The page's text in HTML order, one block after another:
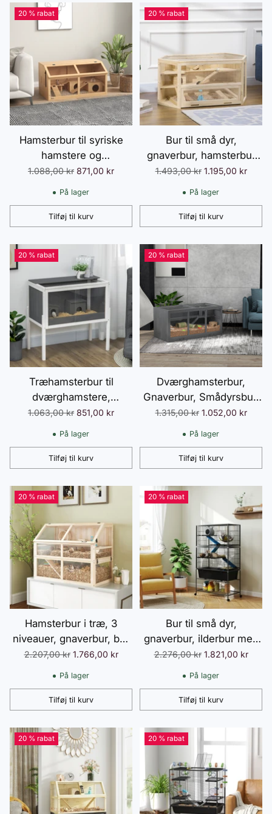
20 % rabat
Hamsterbur til syriske
hamstere og
dværghamstere, med
platform, hængebro, bur,
Normalpris
1.088,00 kr 871,00 kr
På lager
Tilføj til kurv
Antal
20 % rabat
Bur til små dyr,
gnaverbur, hamsterbur
med rampe, vippe,
hængslet bur, aftagelig
60 x 55 cm
Normalpris
1.493,00 kr 1.195,00 kr
På lager
Tilføj til kurv
Antal
20 % rabat
Træhamsterbur til
dværghamstere,
gnaverbur, bur til små dyr
med 2 hytter og tilbehør,
81 cm, grå
Normalpris
1.063,00 kr 851,00 kr
På lager
Tilføj til kurv
Antal
20 % rabat
Dværghamsterbur,
Gnaverbur, Smådyrsbur,
Træmusbur med trappe,
Smådyrsbur, Gnavervilla,
57 x 55 cm
Normalpris
1.315,00 kr 1.052,00 kr
På lager
Tilføj til kurv
Antal
20 % rabat
Hamsterbur i træ, 3
niveauer, gnaverbur, bur
til små dyr med vippe,
løbehjul og hytte, 95 x 53
Normalpris
2.207,00 kr 1.766,00 kr
På lager
Tilføj til kurv
Antal
20 % rabat
Bur til små dyr,
gnaverbur, ilderbur med
udtrækkelig bakke,
musebur med ramper,
bur med tilbehør til
chinchillaer, mørkegrå
Normalpris
2.276,00 kr 1.821,00 kr
På lager
Tilføj til kurv
Antal
20 % rabat 20 % rabat